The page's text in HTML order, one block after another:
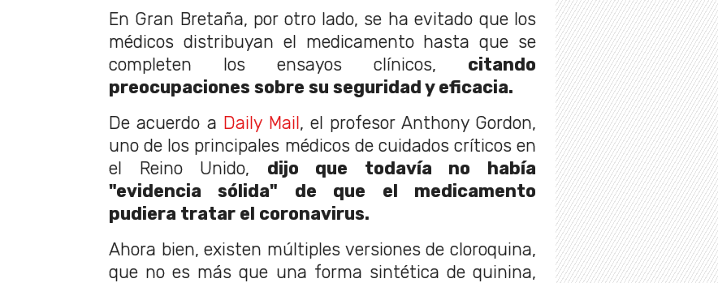
En Gran Bretaña, por otro lado, se ha evitado que los
médicos distribuyan el medicamento hasta que se
completen los ensayos clínicos, citando
preocupaciones sobre su seguridad y eficacia.
De acuerdo a Daily Mail, el profesor Anthony Gordon,
uno de los principales médicos de cuidados críticos en
el Reino Unido, dijo que todavía no había
"evidencia sólida" de que el medicamento
pudiera tratar el coronavirus.
Ahora bien, existen múltiples versiones de cloroquina,
que no es más que una forma sintética de quinina,